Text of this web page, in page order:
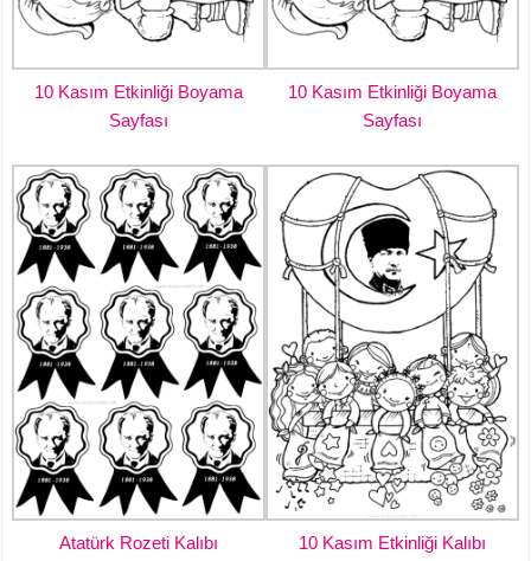
10 Kasım Etkinliği Boyama
Sayfası
10 Kasım Etkinliği Boyama
Sayfası
Atatürk Rozeti Kalıbı 10 Kasım Etkinliği Kalıbı